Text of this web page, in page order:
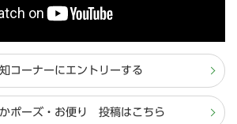
コーナーにエントリーする
ポーズ・お便り 投稿はこちら